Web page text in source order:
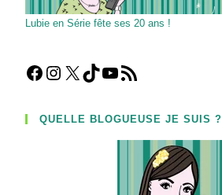
Lubie en Série fête ses 20 ans !
Facebook
Instagram
X TikTokYouTube
Flux RSS
QUELLE BLOGUEUSE JE SUIS ?